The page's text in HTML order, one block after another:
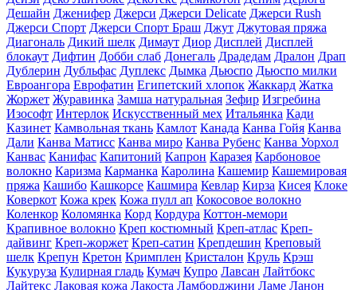
Дешайн Дженифер Джерси Джерси Delicate Джерси Rush
Джерси Спорт Джерси Спорт Браш Джут Джутовая пряжа
Диагональ Дикий шелк Димаут Диор Дисплей Дисплей
блокаут Дифтин Добби слаб Донегаль Драдедам Дралон Драп
Дублерин Дубльфас Дуплекс Дымка Дьюспо Дьюспо милки
Евроангора Еврофатин Египетский хлопок Жаккард Жатка
Жоржет Журавинка Замша натуральная Зефир Изгребина
Изософт Интерлок Искусственный мех Итальянка Кади
Казинет Камвольная ткань Камлот Канада Канва Гойя Канва
Дали Канва Матисс Канва миро Канва Рубенс Канва Уорхол
Канвас Канифас Капитоний Капрон Каразея Карбоновое
волокно Каризма Карманка Каролина Кашемир Кашемировая
пряжа Кашибо Кашкорсе Кашмира Кевлар Кирза Кисея Клоке
Коверкот Кожа крек Кожа пулл ап Кокосовое волокно
Коленкор Коломянка Корд Кордура Коттон-мемори
Крапивное волокно Креп костюмный Креп-атлас Креп-
дайвинг Креп-жоржет Креп-сатин Крепдешин Креповый
шелк Крепун Кретон Кримплен Кристалон Круль Крэш
Кукуруза Кулирная гладь Кумач Купро Лавсан Лайтбокс
Лайтекс Лаковая кожа Лакоста Ламборджини Ламе Ланон